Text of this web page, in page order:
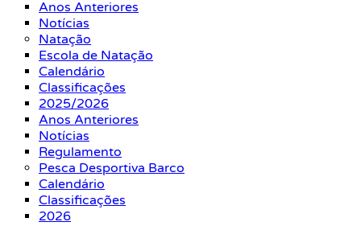
Anos Anteriores
Notícias
Natação
Escola de Natação
Calendário
Classificações
2025/2026
Anos Anteriores
Notícias
Regulamento
Pesca Desportiva Barco
Calendário
Classificações
2026